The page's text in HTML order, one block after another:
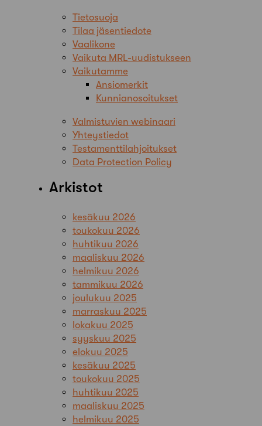
Tietosuoja
Tilaa jäsentiedote
Vaalikone
Vaikuta MRL-uudistukseen
Vaikutamme
Ansiomerkit
Kunnianosoitukset
Valmistuvien webinaari
Yhteystiedot
Testamenttilahjoitukset
Data Protection Policy
Arkistot
kesäkuu 2026
toukokuu 2026
huhtikuu 2026
maaliskuu 2026
helmikuu 2026
tammikuu 2026
joulukuu 2025
marraskuu 2025
lokakuu 2025
syyskuu 2025
elokuu 2025
kesäkuu 2025
toukokuu 2025
huhtikuu 2025
maaliskuu 2025
helmikuu 2025